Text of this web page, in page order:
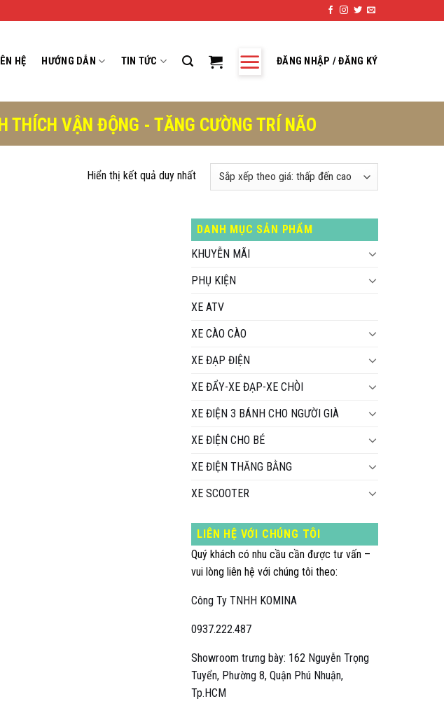
HỆ HƯỚNG DẪN TIN TỨC ĐĂNG NHẬP / ĐĂNG KÝ
THÍCH VẬN ĐỘNG - TĂNG CƯỜNG TRÍ NÃO
Hiển thị kết quả duy nhất
DANH MỤC SẢN PHẨM
KHUYỄN MÃI
PHỤ KIỆN
XE ATV
XE CÀO CÀO
XE ĐẠP ĐIỆN
XE ĐẨY-XE ĐẠP-XE CHÒI
XE ĐIỆN 3 BÁNH CHO NGƯỜI GIÀ
XE ĐIỆN CHO BÉ
XE ĐIỆN THĂNG BẰNG
XE SCOOTER
LIÊN HỆ VỚI CHÚNG TÔI
Quý khách có nhu cầu cần được tư vấn –
vui lòng liên hệ với chúng tôi theo:
Công Ty TNHH KOMINA
0937.222.487
Showroom trưng bày: 162 Nguyễn Trọng
Tuyển, Phường 8, Quận Phú Nhuận,
Tp.HCM